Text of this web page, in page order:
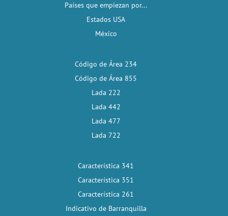
Países que empiezan por...
Estados USA
México
Código de Área 234
Código de Área 855
Lada 222
Lada 442
Lada 477
Lada 722
Característica 341
Característica 351
Característica 261
Indicativo de Barranquilla